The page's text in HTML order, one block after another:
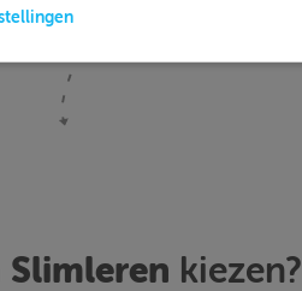
Slimleren kiezen?